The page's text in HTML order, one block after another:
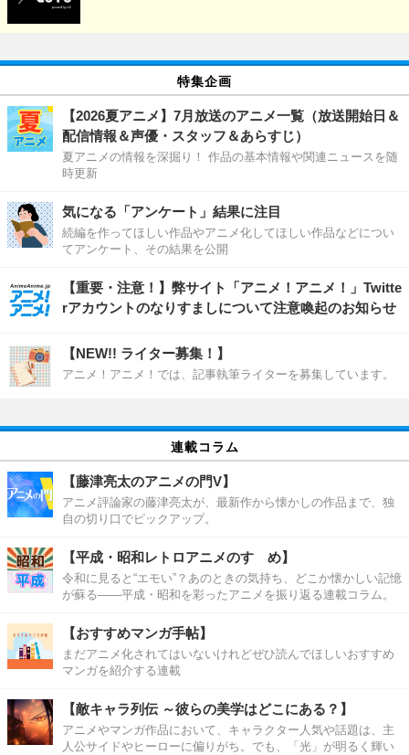
特集企画
【2026夏アニメ】7月放送のアニメ一覧（放送開始日＆
配信情報＆声優・スタッフ＆あらすじ）
夏アニメの情報を深掘り！ 作品の基本情報や関連ニュースを随
時更新
気になる「アンケート」結果に注目
続編を作ってほしい作品やアニメ化してほしい作品などについ
てアンケート、その結果を公開
【重要・注意！】弊サイト「アニメ！アニメ！」Twitte
rアカウントのなりすましについて注意喚起のお知らせ
【NEW!! ライター募集！】
アニメ！アニメ！では、記事執筆ライターを募集しています。
連載コラム
【藤津亮太のアニメの門V】
アニメ評論家の藤津亮太が、最新作から懐かしの作品まで、独
自の切り口でピックアップ。
【平成・昭和レトロアニメのすゝめ】
令和に見ると“エモい”？あのときの気持ち、どこか懐かしい記憶
が蘇る――平成・昭和を彩ったアニメを振り返る連載コラム。
【おすすめマンガ手帖】
まだアニメ化されてはいないけれどぜひ読んでほしいおすすめ
マンガを紹介する連載
【敵キャラ列伝 ～彼らの美学はどこにある？】
アニメやマンガ作品において、キャラクター人気や話題は、主
人公サイドやヒーローに偏りがち。でも、「光」が明るく輝い